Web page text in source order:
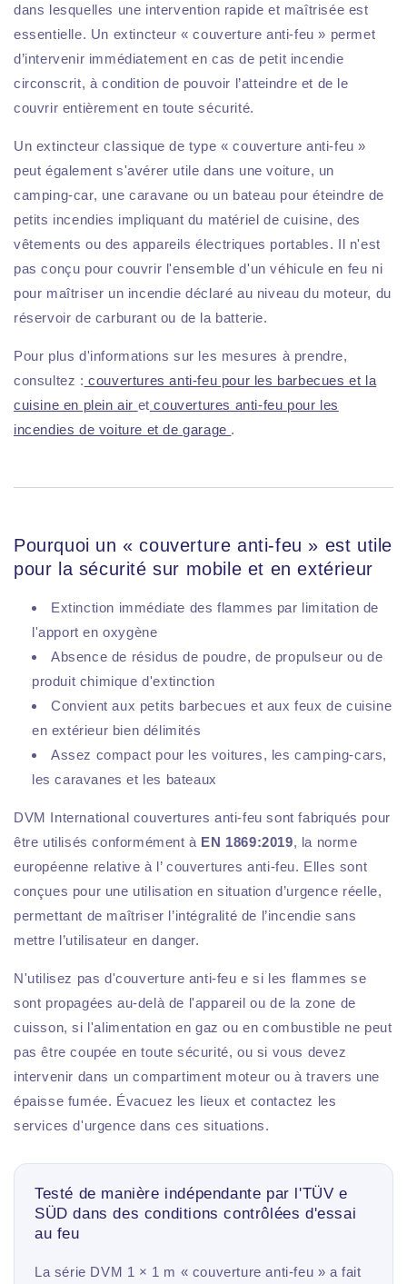
dans lesquelles une intervention rapide et maîtrisée est
essentielle. Un extincteur « couverture anti-feu » permet
d’intervenir immédiatement en cas de petit incendie
circonscrit, à condition de pouvoir l’atteindre et de le
couvrir entièrement en toute sécurité.
Un extincteur classique de type « couverture anti-feu »
peut également s'avérer utile dans une voiture, un
camping-car, une caravane ou un bateau pour éteindre de
petits incendies impliquant du matériel de cuisine, des
vêtements ou des appareils électriques portables. Il n'est
pas conçu pour couvrir l'ensemble d'un véhicule en feu ni
pour maîtriser un incendie déclaré au niveau du moteur, du
réservoir de carburant ou de la batterie.
Pour plus d'informations sur les mesures à prendre,
consultez : couvertures anti-feu pour les barbecues et la
cuisine en plein air et couvertures anti-feu pour les
incendies de voiture et de garage .
Pourquoi un « couverture anti-feu » est utile
pour la sécurité sur mobile et en extérieur
Extinction immédiate des flammes par limitation de
l'apport en oxygène
Absence de résidus de poudre, de propulseur ou de
produit chimique d'extinction
Convient aux petits barbecues et aux feux de cuisine
en extérieur bien délimités
Assez compact pour les voitures, les camping-cars,
les caravanes et les bateaux
DVM International couvertures anti-feu sont fabriqués pour
être utilisés conformément à EN 1869:2019, la norme
européenne relative à l’ couvertures anti-feu. Elles sont
conçues pour une utilisation en situation d’urgence réelle,
permettant de maîtriser l’intégralité de l’incendie sans
mettre l’utilisateur en danger.
N'utilisez pas d'couverture anti-feu e si les flammes se
sont propagées au-delà de l'appareil ou de la zone de
cuisson, si l'alimentation en gaz ou en combustible ne peut
pas être coupée en toute sécurité, ou si vous devez
intervenir dans un compartiment moteur ou à travers une
épaisse fumée. Évacuez les lieux et contactez les
services d'urgence dans ces situations.
Testé de manière indépendante par l'TÜV e
SÜD dans des conditions contrôlées d'essai
au feu
La série DVM 1 × 1 m « couverture anti-feu » a fait